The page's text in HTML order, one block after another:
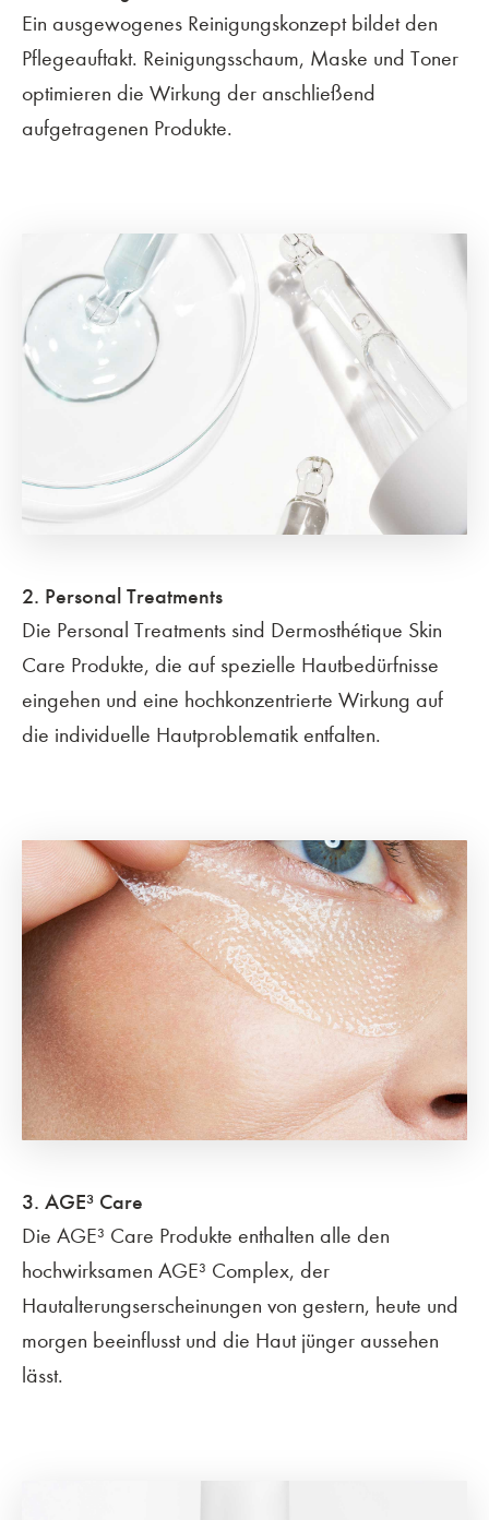
Ein ausgewogenes Reinigungskonzept bildet den
Pflegeauftakt. Reinigungsschaum, Maske und Toner
optimieren die Wirkung der anschließend
aufgetragenen Produkte.
2. Personal Treatments
Die Personal Treatments sind Dermosthétique Skin
Care Produkte, die auf spezielle Hautbedürfnisse
eingehen und eine hochkonzentrierte Wirkung auf
die individuelle Hautproblematik entfalten.
3. AGE³ Care
Die AGE³ Care Produkte enthalten alle den
hochwirksamen AGE³ Complex, der
Hautalterungserscheinungen von gestern, heute und
morgen beeinflusst und die Haut jünger aussehen
lässt.